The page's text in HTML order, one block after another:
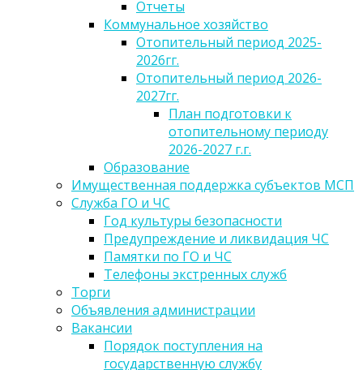
Отчеты
Коммунальное хозяйство
Отопительный период 2025-
2026гг.
Отопительный период 2026-
2027гг.
План подготовки к
отопительному периоду
2026-2027 г.г.
Образование
Имущественная поддержка субъектов МСП
Служба ГО и ЧС
Год культуры безопасности
Предупреждение и ликвидация ЧС
Памятки по ГО и ЧС
Телефоны экстренных служб
Торги
Объявления администрации
Вакансии
Порядок поступления на
государственную службу